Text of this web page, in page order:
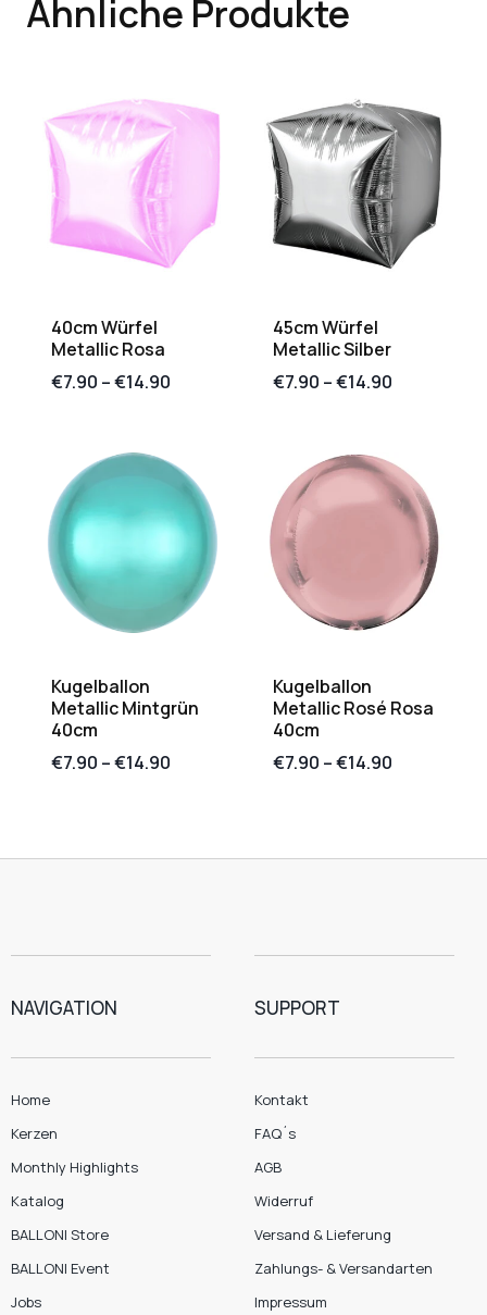
Ähnliche Produkte
40cm Würfel
Metallic Rosa
€7.90 –€14.90
45cm Würfel
Metallic Silber
€7.90 –€14.90
Kugelballon
Metallic Mintgrün
40cm
€7.90 –€14.90
Kugelballon
Metallic Rosé Rosa
40cm
€7.90 –€14.90
NAVIGATION
Home
Kerzen
Monthly Highlights
Katalog
BALLONI Store
BALLONI Event
Jobs
SUPPORT
Kontakt
FAQ´s
AGB
Widerruf
Versand & Lieferung
Zahlungs- & Versandarten
Impressum